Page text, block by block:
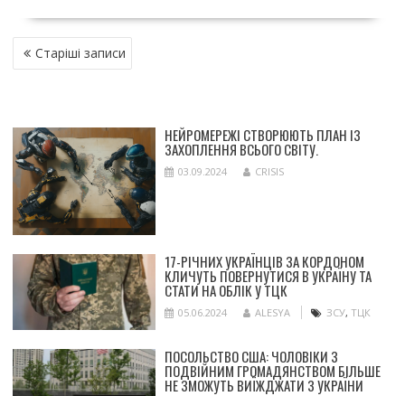
НАВІГАЦІЯ
ЗА Старіші записи
НЕЙРОМЕРЕЖІ СТВОРЮЮТЬ ПЛАН ІЗ
ЗАХОПЛЕННЯ ВСЬОГО СВІТУ.
03.09.2024 CRISIS
17-РІЧНИХ УКРАЇНЦІВ ЗА КОРДОНОМ
КЛИЧУТЬ ПОВЕРНУТИСЯ В УКРАЇНУ ТА
СТАТИ НА ОБЛІК У ТЦК
05.06.2024 ALESYA ЗСУ, ТЦК
ПОСОЛЬСТВО США: ЧОЛОВІКИ З
ПОДВІЙНИМ ГРОМАДЯНСТВОМ БІЛЬШЕ
НЕ ЗМОЖУТЬ ВИЇЖДЖАТИ З УКРАЇНИ